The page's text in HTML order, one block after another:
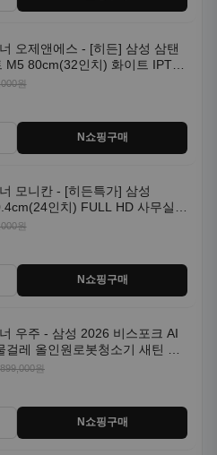
오제앤에스 - [히든] 삼성 삼탠
M5 80cm(32인치) 화이트 IPTV
원
N쇼핑구매
모니칸 - [히든특가] 삼성
인치) FULL HD 사무실/
원
N쇼핑구매
우주 - 삼성 2026 비스포크 AI
걸레 올인원로봇청소기 새틴 그
원
N쇼핑구매